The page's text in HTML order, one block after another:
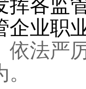
挥各监
企业职
依法严